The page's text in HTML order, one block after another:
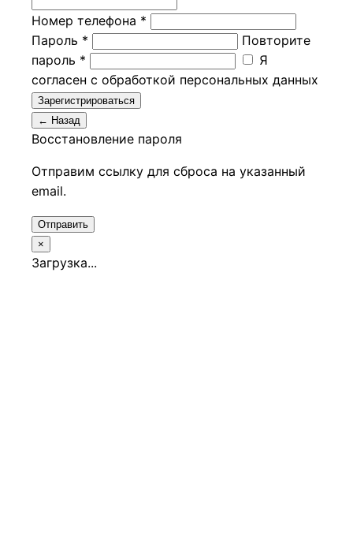
Номер телефона *
Пароль *
Повторите
пароль *
Я
согласен с обработкой персональных данных
Зарегистрироваться
← Назад
Восстановление пароля
Отправим ссылку для сброса на указанный
email.
Отправить
×
Загрузка...